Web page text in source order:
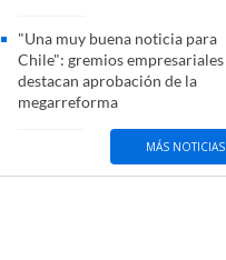
"Una muy buena noticia para
Chile": gremios empresariales
destacan aprobación de la
megarreforma
MÁS NOTICIAS